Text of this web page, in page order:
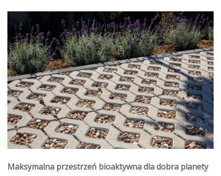
Maksymalna przestrzeń bioaktywna dla dobra planety